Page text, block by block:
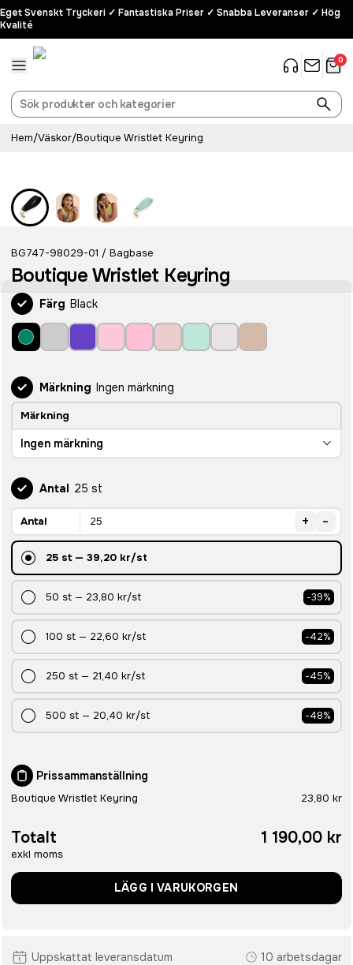
Eget Svenskt Tryckeri ✓ Fantastiska Priser ✓ Snabba Leveranser ✓ Hög
Kvalité
0
Hem/Väskor/Boutique Wristlet Keyring
BG747-98029-01 / Bagbase
Boutique Wristlet Keyring
Färg Black
Märkning Ingen märkning
Märkning
Ingen märkning
Antal 25 st
Antal + -
25 st— 39,20 kr/st
50 st — 23,80 kr/st -39%
100 st — 22,60 kr/st -42%
250 st — 21,40 kr/st -45%
500 st — 20,40 kr/st -48%
Prissammanställning
Boutique Wristlet Keyring 23,80 kr
Totalt
exkl moms
1 190,00 kr
LÄGG I VARUKORGEN
Uppskattat leveransdatum 10 arbetsdagar